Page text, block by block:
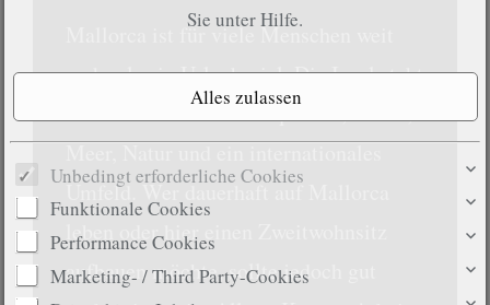
Mallorca ist für viele Menschen weit
mehr als ein Urlaubsziel. Die Insel steht
für mediterrane Lebensqualität, Sonne,
Umfeld. Wer dauerhaft auf Mallorca
leben oder hier einen Zweitwohnsitz
aufbauen möchte, sollte jedoch gut
Sie unterHilfe.
Unbedingt erforderliche Cookies
Funktionale Cookies
Performance Cookies
Marketing- / Third Party-Cookies